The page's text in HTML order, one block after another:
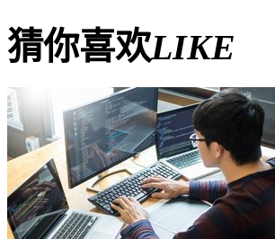
猜你喜欢LIKE